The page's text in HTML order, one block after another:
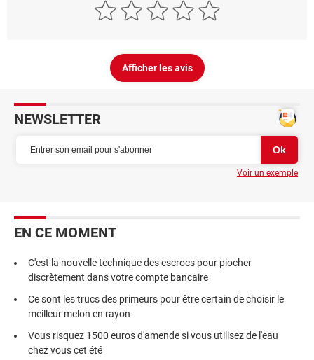
Afficher les avis
NEWSLETTER
Voir un exemple
EN CE MOMENT
C'est la nouvelle technique des escrocs pour piocher
discrètement dans votre compte bancaire
Ce sont les trucs des primeurs pour être certain de choisir le
meilleur melon en rayon
Vous risquez 1500 euros d'amende si vous utilisez de l'eau
chez vous cet été